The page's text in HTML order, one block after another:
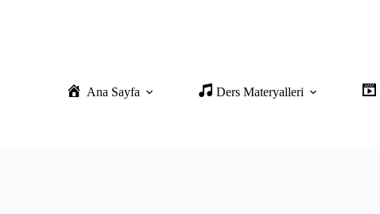
Ana Sayfa Ders Materyalleri